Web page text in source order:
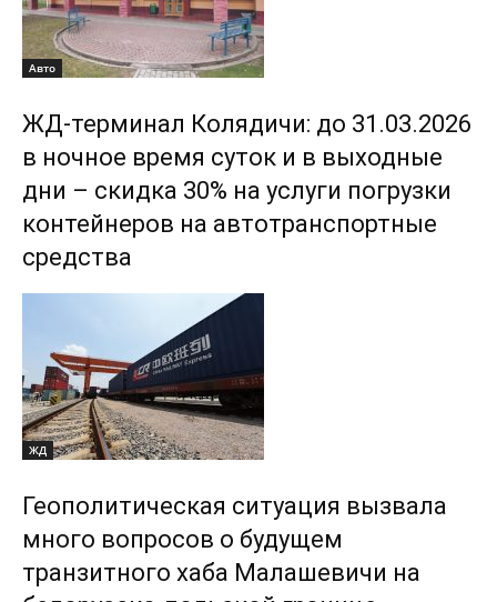
Авто
ЖД-терминал Колядичи: до 31.03.2026
в ночное время суток и в выходные
дни – скидка 30% на услуги погрузки
контейнеров на автотранспортные
средства
ЖД
Геополитическая ситуация вызвала
много вопросов о будущем
транзитного хаба Малашевичи на